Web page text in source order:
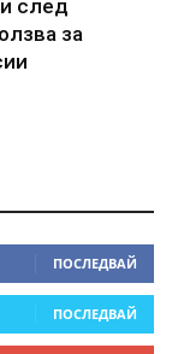
след
за
ПОСЛЕДВАЙ
ПОСЛЕДВАЙ